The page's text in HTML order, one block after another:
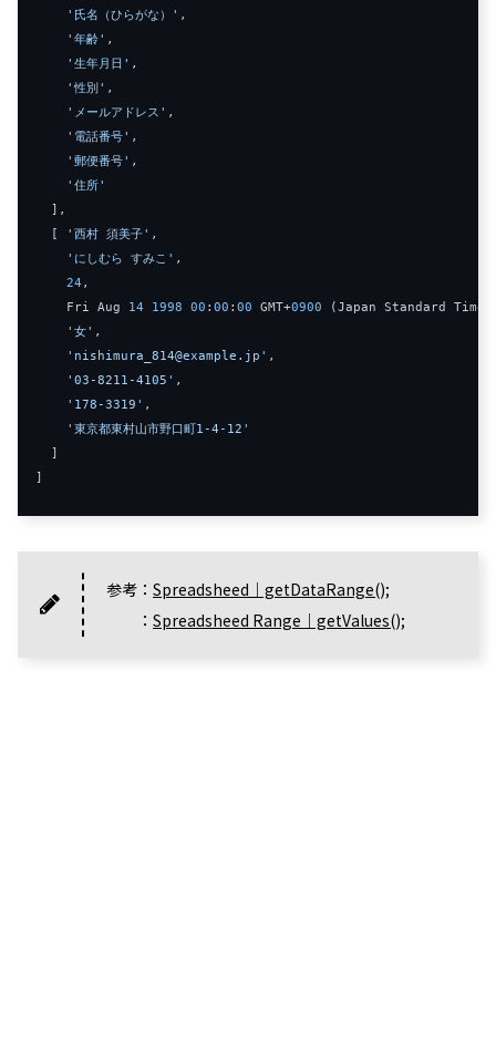
'氏名（ひらがな）' ,
'年齢' ,
'生年月日' ,
'性別' ,
'メールアドレス' ,
'電話番号' ,
'郵便番号' ,
'住所'
],
[
'西村 須美子' ,
'にしむら すみこ' ,
24 ,
Fri Aug 14 1998 00 : 00 : 00 GMT+0900 (Japan Standard Time
'女' ,
'nishimura_814@example.jp' ,
'03-8211-4105' ,
'178-3319' ,
'東京都東村山市野口町1-4-12'
]
]
参考： Spreadsheed｜getDataRange();
： Spreadsheed Range｜getValues();